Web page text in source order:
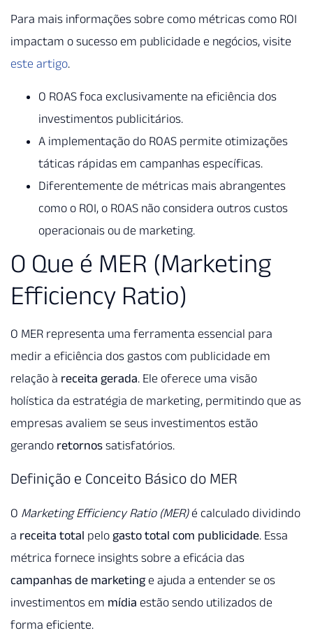
Para mais informações sobre como métricas como ROI
impactam o sucesso em publicidade e negócios, visite
este artigo.
O ROAS foca exclusivamente na eficiência dos
investimentos publicitários.
A implementação do ROAS permite otimizações
táticas rápidas em campanhas específicas.
Diferentemente de métricas mais abrangentes
como o ROI, o ROAS não considera outros custos
operacionais ou de marketing.
O Que é MER (Marketing
Efficiency Ratio)
O MER representa uma ferramenta essencial para
medir a eficiência dos gastos com publicidade em
relação à receita gerada. Ele oferece uma visão
holística da estratégia de marketing, permitindo que as
empresas avaliem se seus investimentos estão
gerando retornos satisfatórios.
Definição e Conceito Básico do MER
O Marketing Efficiency Ratio (MER)é calculado dividindo
a receita total pelo gasto total com publicidade. Essa
métrica fornece insights sobre a eficácia das
campanhas de marketinge ajuda a entender se os
investimentos em mídia estão sendo utilizados de
forma eficiente.